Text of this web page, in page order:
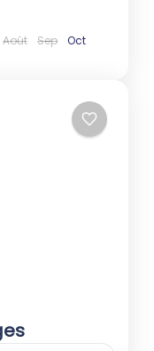
Août Sep
Oct